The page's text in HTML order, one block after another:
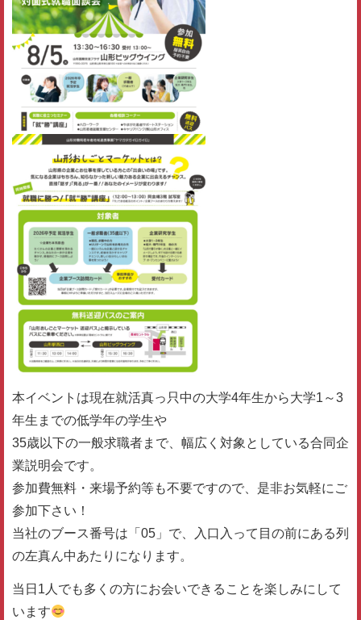
本イベントは現在就活真っ只中の大学4年生から大学1～3
年生までの低学年の学生や
35歳以下の一般求職者まで、幅広く対象としている合同企
業説明会です。
参加費無料・来場予約等も不要ですので、是非お気軽にご
参加下さい！
当社のブース番号は「05」で、入口入って目の前にある列
の左真ん中あたりになります。
当日1人でも多くの方にお会いできることを楽しみにして
います